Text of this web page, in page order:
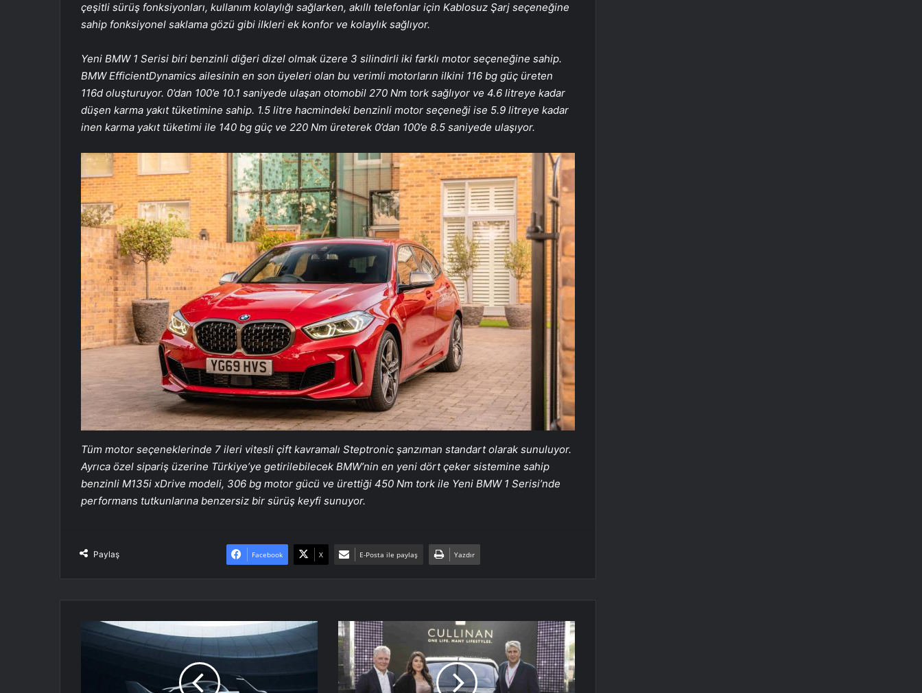
çeşitli sürüş fonksiyonları, kullanım kolaylığı sağlarken, akıllı telefonlar için Kablosuz Şarj seçeneğine
sahip fonksiyonel saklama gözü gibi ilkleri ek konfor ve kolaylık sağlıyor.
Yeni BMW 1 Serisi biri benzinli diğeri dizel olmak üzere 3 silindirli iki farklı motor seçeneğine sahip.
BMW EfficientDynamics ailesinin en son üyeleri olan bu verimli motorların ilkini 116 bg güç üreten
116d oluşturuyor. 0’dan 100’e 10.1 saniyede ulaşan otomobil 270 Nm tork sağlıyor ve 4.6 litreye kadar
düşen karma yakıt tüketimine sahip. 1.5 litre hacmindeki benzinli motor seçeneği ise 5.9 litreye kadar
inen karma yakıt tüketimi ile 140 bg güç ve 220 Nm üreterek 0’dan 100’e 8.5 saniyede ulaşıyor.
Tüm motor seçeneklerinde 7 ileri vitesli çift kavramalı Steptronic şanzıman standart olarak sunuluyor.
Ayrıca özel sipariş üzerine Türkiye’ye getirilebilecek BMW’nin en yeni dört çeker sistemine sahip
benzinli M135i xDrive modeli, 306 bg motor gücü ve ürettiği 450 Nm tork ile Yeni BMW 1 Serisi’nde
performans tutkunlarına benzersiz bir sürüş keyfi sunuyor.
Paylaş Facebook X E-Posta ile paylaş Yazdır
Porsche
Rolls-
Royce
Cullinan
özel
bir